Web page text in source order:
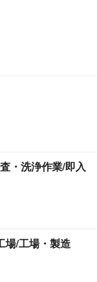
・洗浄作業/即入
場/工場・製造